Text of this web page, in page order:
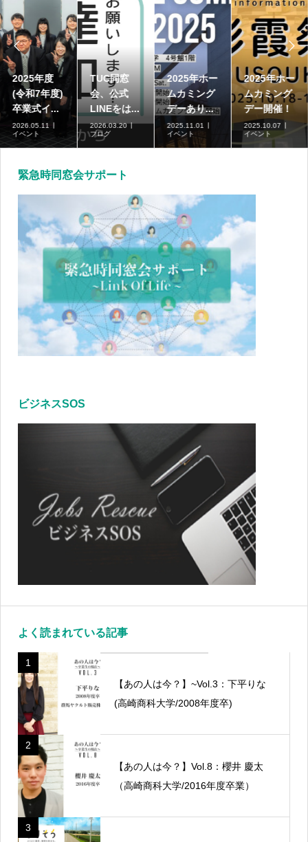

2025年度
(令和7年度)
卒業式イ...
2026.05.11
イベント
TUC同窓
会、公式
LINEをは...
2026.03.20
ブログ
2025年ホー
ムカミング
デーあり...
2025.11.01
イベント
2025年ホー
ムカミング
デー開催！
2025.10.07
イベント

緊急時同窓会サポート
ビジネスSOS
よく読まれている記事
1
【あの人は今？】~Vol.3：下平りな
(高崎商科大学/2008年度卒)
2
【あの人は今？】Vol.8：櫻井 慶太
（高崎商科大学/2016年度卒業）
3